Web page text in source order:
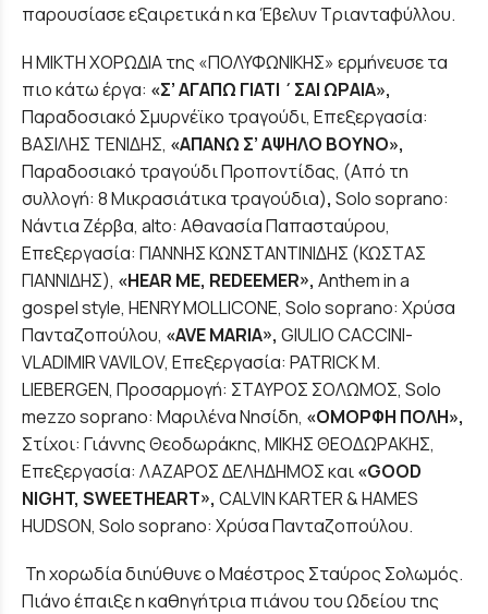
παρουσίασε εξαιρετικά η κα Έβελυν Τριανταφύλλου.
Η ΜΙΚΤΗ ΧΟΡΩΔΙΑ της «ΠΟΛΥΦΩΝΙΚΗΣ» ερμήνευσε τα
πιο κάτω έργα: «Σ’ ΑΓΑΠΩ ΓΙΑΤΙ ΄ΣΑΙ ΩΡΑΙΑ»,
Παραδοσιακό Σμυρνέϊκο τραγούδι, Επεξεργασία:
ΒΑΣΙΛΗΣ ΤΕΝΙΔΗΣ, «ΑΠΑΝΩ Σ’ ΑΨΗΛΟ ΒΟΥΝΟ»,
Παραδοσιακό τραγούδι Προποντίδας, (Από τη
συλλογή: 8 Μικρασιάτικα τραγούδια), Solo soprano:
Νάντια Ζέρβα, alto: Αθανασία Παπασταύρου,
Επεξεργασία: ΓΙΑΝΝΗΣ ΚΩΝΣΤΑΝΤΙΝΙΔΗΣ (ΚΩΣΤΑΣ
ΓΙΑΝΝΙΔΗΣ), «HEAR ME, REDEEMER», Anthem in a
gospel style, HENRY MOLLICONE, Solo soprano: Χρύσα
Πανταζοπούλου, «AVEMARIA», GIULIO CACCINI-
VLADIMIR VAVILOV, Επεξεργασία: PATRICK M.
LIEBERGEN, Προσαρμογή: ΣΤΑΥΡΟΣ ΣΟΛΩΜΟΣ, Solo
mezzo soprano: Μαριλένα Νησίδη, «ΟΜΟΡΦΗ ΠΟΛΗ»,
Στίχοι: Γιάννης Θεοδωράκης, ΜΙΚΗΣ ΘΕΟΔΩΡΑΚΗΣ,
Επεξεργασία: ΛΑΖΑΡΟΣ ΔΕΛΗΔΗΜΟΣ και«GOOD
NIGHT, SWEETHEART», CALVIN KARTER & HAMES
HUDSON, Solo soprano: Χρύσα Πανταζοπούλου.
Τη χορωδία διηύθυνε ο Μαέστρος Σταύρος Σολωμός.
Πιάνο έπαιξε η καθηγήτρια πιάνου του Ωδείου της